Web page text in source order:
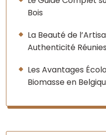
Bois
La Beauté de
Authenticité Réunies
Les Avantages
Biomasse en